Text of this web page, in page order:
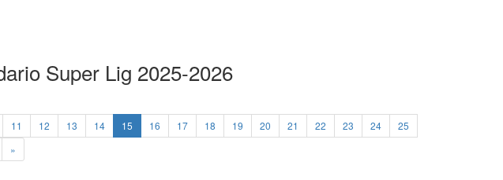
Super Lig 2025-2026
11 12 13 14 15 16 17 18 19 20 21 22 23 24
25
»